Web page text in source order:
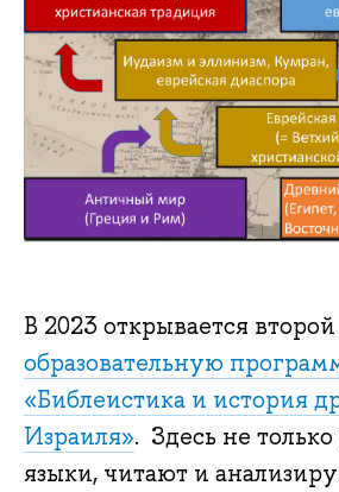
В 2023 открывается
образовательную
«Библеистика и история
Израиля». Здесь не
языки, читают и